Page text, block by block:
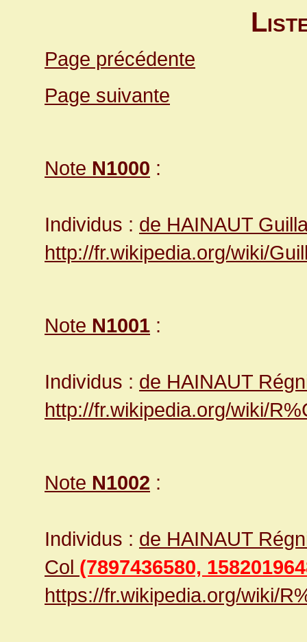
Page précédente
Page suivante
Note N1000 :
Individus : de HAINAUT
http://fr.wikipedia.org/wiki/
Note N1001 :
Individus : de HAINAUT
http://fr.wikipedia.org/wiki/
Note N1002 :
Individus : de HAINAUT
Col (7897436580,
https://fr.wikipedia.org/wiki/